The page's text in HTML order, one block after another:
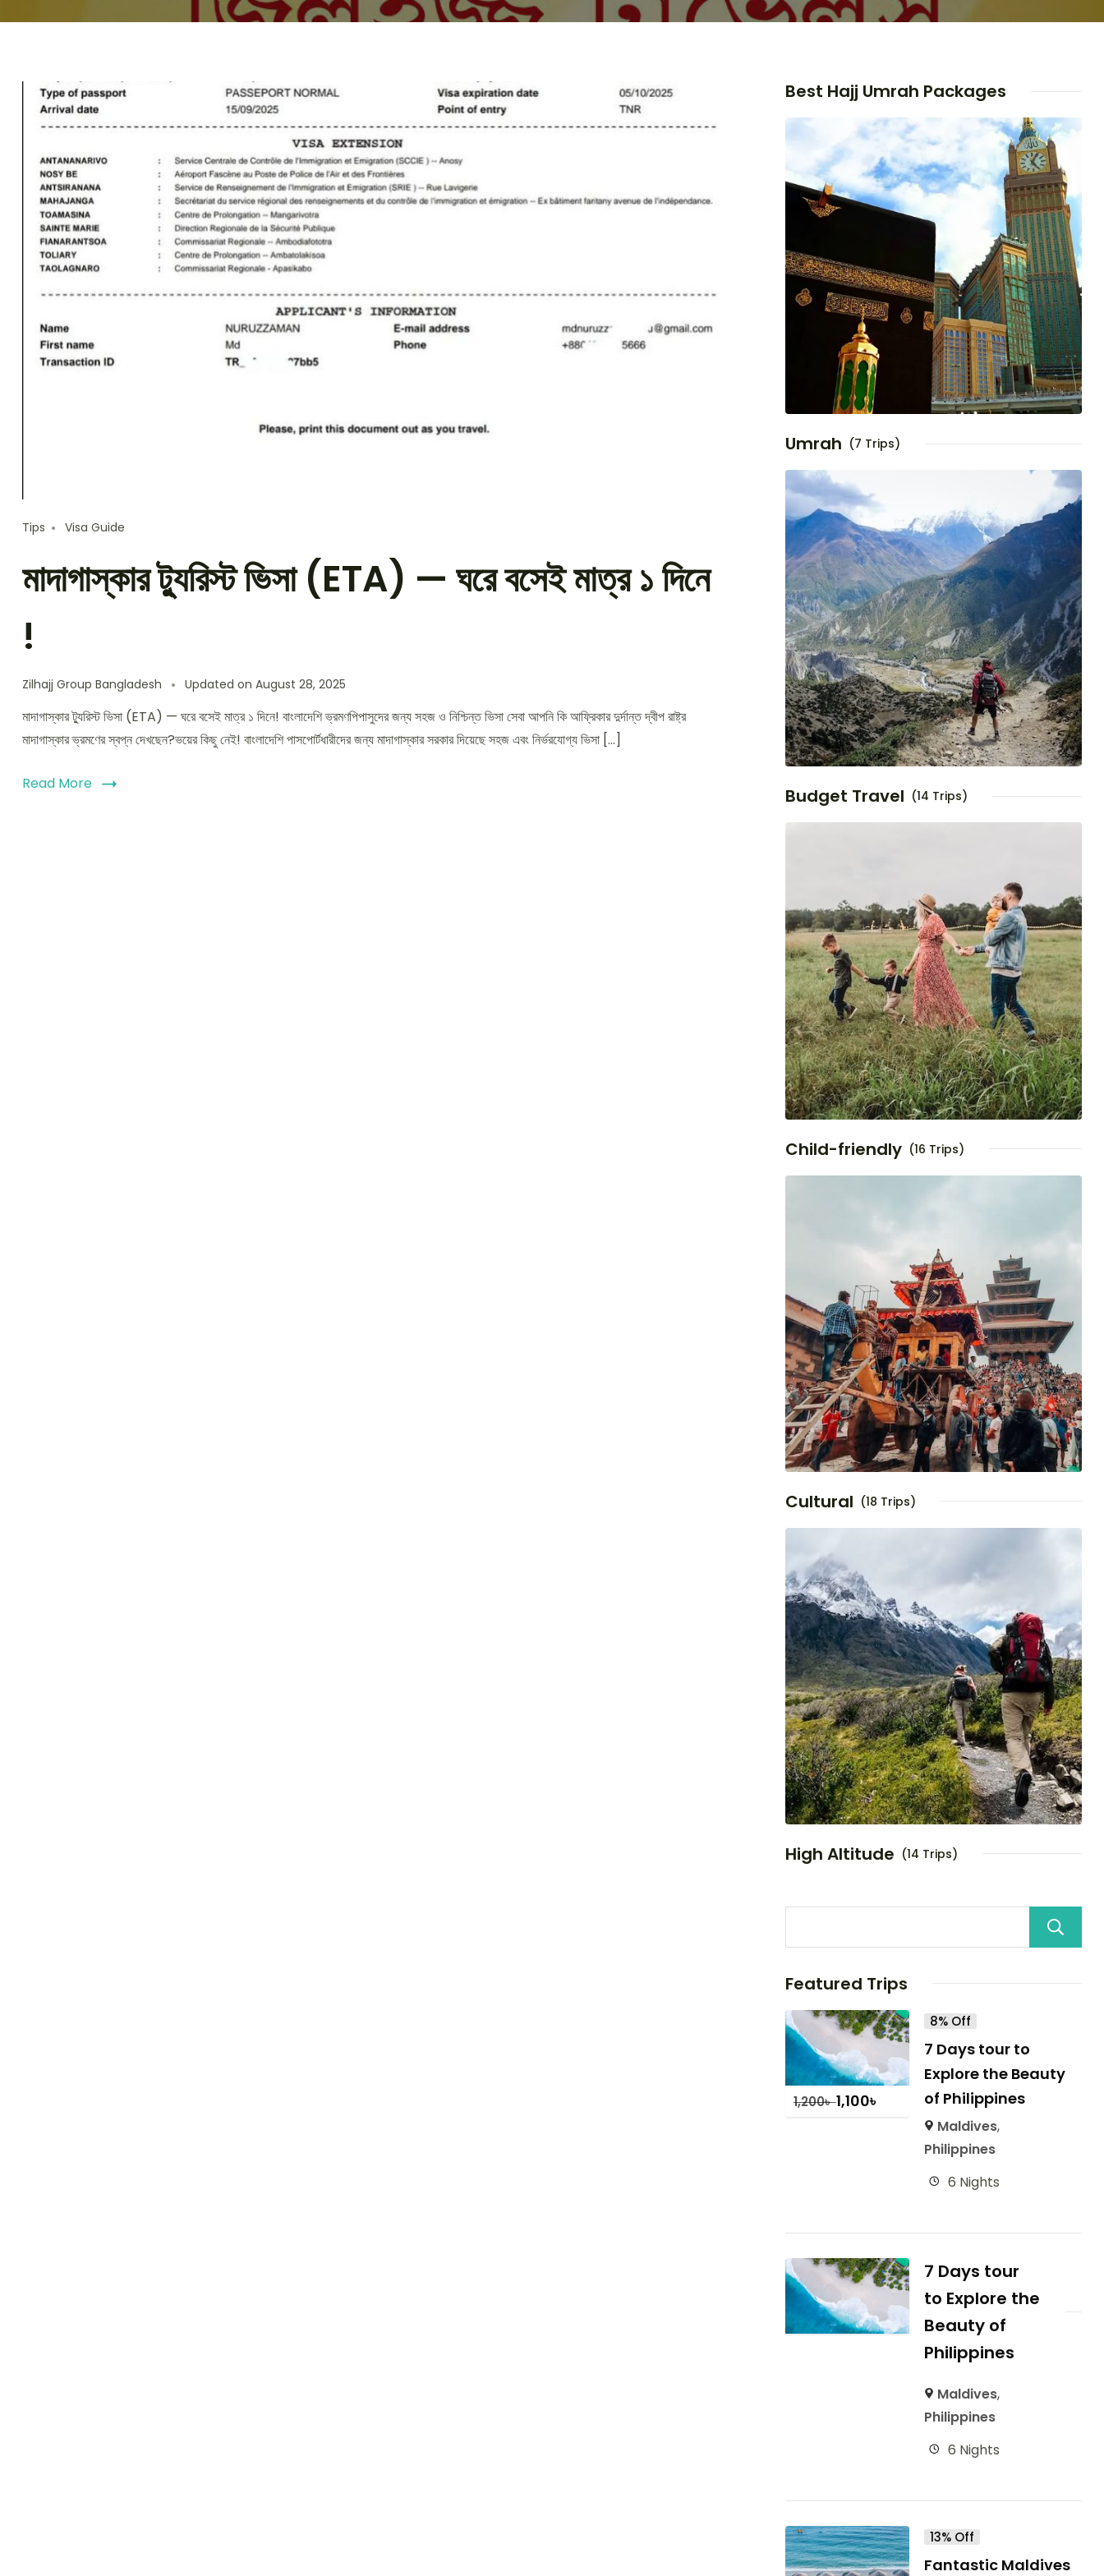
Tips Visa Guide
মাদাগাস্কার ট্যুরিস্ট ভিসা (ETA) — ঘরে বসেই মাত্র ১ দিনে
!
Zilhajj Group Bangladesh Updated on August 28, 2025
মাদাগাস্কার ট্যুরিস্ট ভিসা (ETA) — ঘরে বসেই মাত্র ১ দিনে! বাংলাদেশি ভ্রমণপিপাসুদের জন্য সহজ ও নিশ্চিন্ত ভিসা সেবা আপনি কি আফ্রিকার দুর্দান্ত দ্বীপ রাষ্ট্র
মাদাগাস্কার ভ্রমণের স্বপ্ন দেখছেন?ভয়ের কিছু নেই! বাংলাদেশি পাসপোর্টধারীদের জন্য মাদাগাস্কার সরকার দিয়েছে সহজ এবং নির্ভরযোগ্য ভিসা […]
Read More
Best Hajj Umrah Packages
Umrah (7 Trips)
Budget Travel (14 Trips)
Child-friendly (16 Trips)
Cultural (18 Trips)
High Altitude (14 Trips)
Featured Trips
1,200৳1,100৳
8% Off
7 Days tour to
Explore the Beauty
of Philippines
Maldives,
Philippines
6 Nights
7 Days tour
to Explore the
Beauty of
Philippines
Maldives,
Philippines
6 Nights
13% Off
Fantastic Maldives